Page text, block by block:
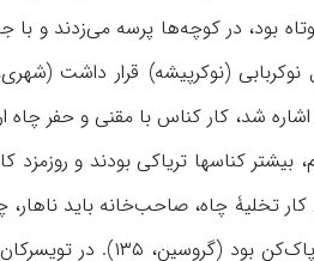
بود، در کوچه‌ها پرسه می‌زدند و با
شد، کار کناس با مقنی و حفر
بیشتر کناسها تریاکی بودند و